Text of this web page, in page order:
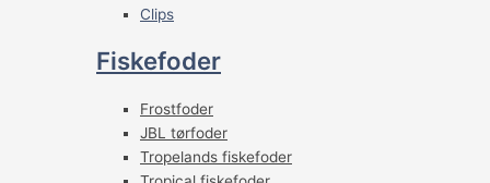
Clips
Fiskefoder
Frostfoder
JBL tørfoder
Tropelands fiskefoder